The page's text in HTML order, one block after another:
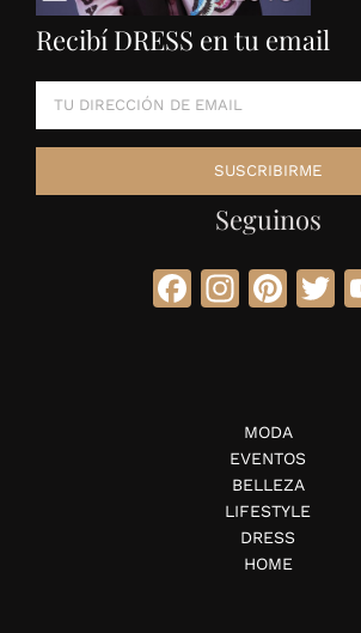
Recibí DRESS en tu email
Seguinos
Facebook
MODA
EVENTOS
BELLEZA
LIFESTYLE
DRESS
HOME